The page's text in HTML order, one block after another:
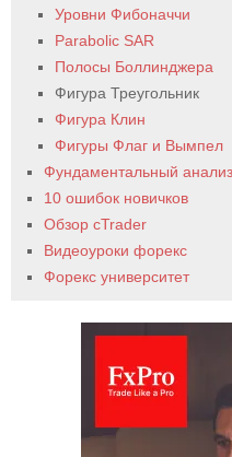
Уровни Фибоначчи
Parabolic SAR
Полосы Боллинджера
Фигура Треугольник
Фигура Клин
Фигуры Флаг и Вымпел
Фундаментальный анализ
10 ошибок новичков
Обзор cTrader
Видеоуроки форекс
Форекс университет